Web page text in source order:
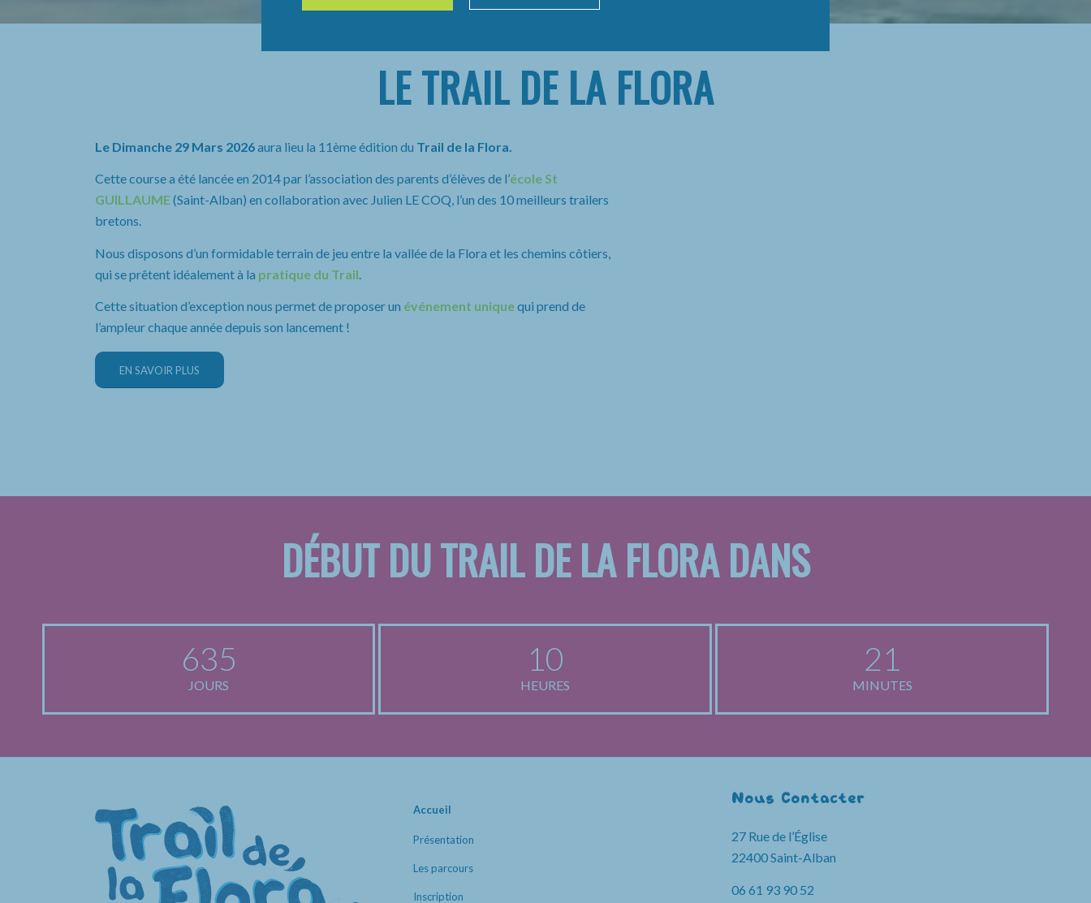
LE TRAIL DE LA FLORA
Le Dimanche 29 Mars 2026aura lieu la 11ème édition du Trail de la Flora.
Cette course a été lancée en 2014 par l’association des parents d’élèves de l’école St
GUILLAUME(Saint-Alban) en collaboration avec Julien LE COQ, l’un des 10 meilleurs trailers
bretons.
Nous disposons d’un formidable terrain de jeu entre la vallée de la Flora et les chemins côtiers,
qui se prêtent idéalement à la pratique du Trail
Cette situation d’exception nous permet de proposer un événement uniquequi prend de
l’ampleur chaque année depuis son lancement !
EN SAVOIR PLUS
DÉBUT DU TRAIL DE LA FLORA DANS
635
JOURS
10
HEURES
21
MINUTES
Accueil
Présentation
Les parcours
Inscription
Nous Contacter
27 Rue de l’Église
22400 Saint-Alban
06 61 93 90 52